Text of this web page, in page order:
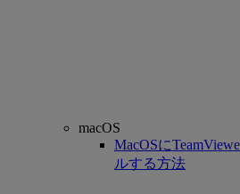
macOS
MacOSに
ルする方法